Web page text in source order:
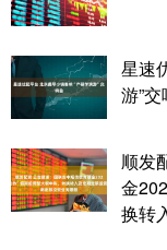
星速
游”交
顺发
金
换转